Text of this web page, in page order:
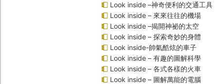
Look inside –神奇便利的交通工具
Look inside – 來來往往的機場
Look inside –揭開神祕的太空
Look inside – 探索奇妙的身體
Look inside-帥氣酷炫的車子
Look inside – 有趣的圖解科學
Look inside – 各式各樣的火車
Look inside – 圖解萬能的電腦